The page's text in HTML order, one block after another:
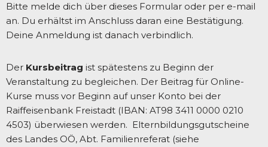
Bitte melde dich über dieses Formular oder per e-mail
an. Du erhältst im Anschluss daran eine Bestätigung.
Deine Anmeldung ist danach verbindlich.
Der Kursbeitrag ist spätestens zu Beginn der
Veranstaltung zu begleichen. Der Beitrag für Online-
Kurse muss vor Beginn auf unser Konto bei der
Raiffeisenbank Freistadt (IBAN: AT98 3411 0000 0210
4503) überwiesen werden. Elternbildungsgutscheine
des Landes OÖ, Abt. Familienreferat (siehe